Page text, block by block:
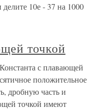
10е - 37 на 1000
точкой
с плавающей
положительное
дробную часть и
точкой имеют